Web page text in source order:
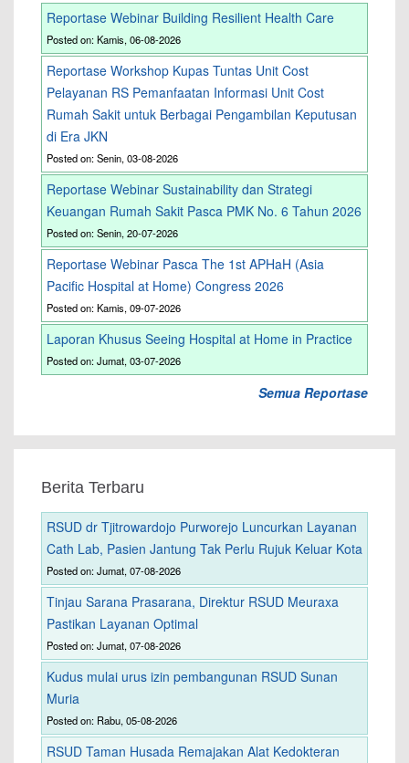
Reportase Webinar Building Resilient Health Care
Posted on: Kamis, 06-08-2026
Reportase Workshop Kupas Tuntas Unit Cost
Pelayanan RS Pemanfaatan Informasi Unit Cost
Rumah Sakit untuk Berbagai Pengambilan Keputusan
di Era JKN
Posted on: Senin, 03-08-2026
Reportase Webinar Sustainability dan Strategi
Keuangan Rumah Sakit Pasca PMK No. 6 Tahun 2026
Posted on: Senin, 20-07-2026
Reportase Webinar Pasca The 1st APHaH (Asia
Pacific Hospital at Home) Congress 2026
Posted on: Kamis, 09-07-2026
Laporan Khusus Seeing Hospital at Home in Practice
Posted on: Jumat, 03-07-2026
Semua Reportase
Berita Terbaru
RSUD dr Tjitrowardojo Purworejo Luncurkan Layanan
Cath Lab, Pasien Jantung Tak Perlu Rujuk Keluar Kota
Posted on: Jumat, 07-08-2026
Tinjau Sarana Prasarana, Direktur RSUD Meuraxa
Pastikan Layanan Optimal
Posted on: Jumat, 07-08-2026
Kudus mulai urus izin pembangunan RSUD Sunan
Muria
Posted on: Rabu, 05-08-2026
RSUD Taman Husada Remajakan Alat Kedokteran